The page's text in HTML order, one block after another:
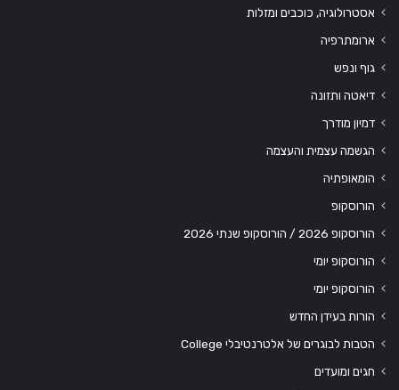
אסטרולוגיה, כוכבים ומזלות
ארומתרפיה
גוף ונפש
דיאטה ותזונה
דמיון מודרך
הגשמה עצמית והעצמה
הומאופתיה
הורוסקופ
הורוסקופ 2026 / הורוסקופ שנתי 2026
הורוסקופ יומי
הורוסקופ יומי
הורות בעידן החדש
הטבות לבוגרים של אלטרנטיבלי College
חגים ומועדים